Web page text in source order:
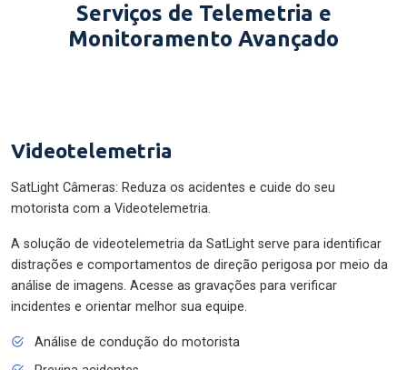
Serviços de Telemetria e
Monitoramento Avançado
Videotelemetria
SatLight Câmeras: Reduza os acidentes e cuide do seu
motorista com a Videotelemetria.
A solução de videotelemetria da SatLight serve para identificar
distrações e comportamentos de direção perigosa por meio da
análise de imagens. Acesse as gravações para verificar
incidentes e orientar melhor sua equipe.
Análise de condução do motorista